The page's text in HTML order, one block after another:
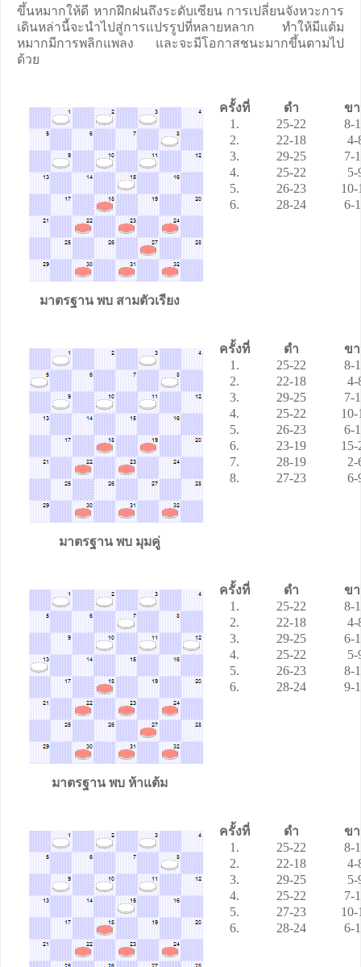
ขึ้นหมากให้ดี หากฝึกฝนถึงระดับเซียน การเปลี่ยนจังหวะการ
เดินหล่านี้จะนำไปสู่การแปรรูปที่หลายหลาก ทำให้มีแต้ม
หมากมีการพลิกแพลง และจะมีโอกาสชนะมากขึ้นตามไป
ด้วย
ครั้งที่
1.
2.
3.
4.
5.
6.
ดำ
25-22
22-18
29-25
25-22
26-23
28-24
ข
8-
4-
7-
5-
10-
6-
มาตรฐาน พบ สามตัวเรียง
ครั้งที่
1.
2.
3.
4.
5.
6.
7.
8.
ดำ
25-22
22-18
29-25
25-22
26-23
23-19
28-19
27-23
ข
8-
4-
7-
10-
6-
15-
2-
6-
มาตรฐาน พบ มุมคู่
ครั้งที่
1.
2.
3.
4.
5.
6.
ดำ
25-22
22-18
29-25
25-22
26-23
28-24
ข
8-
4-
6-
5-
8-
9-
มาตรฐาน พบ ห้าแต้ม
ครั้งที่
1.
2.
3.
4.
5.
6.
ดำ
25-22
22-18
29-25
25-22
27-23
28-24
ข
8-
4-
5-
7-
10-
6-